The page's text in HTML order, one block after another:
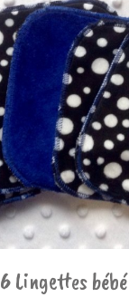
6 Lingettes bébé